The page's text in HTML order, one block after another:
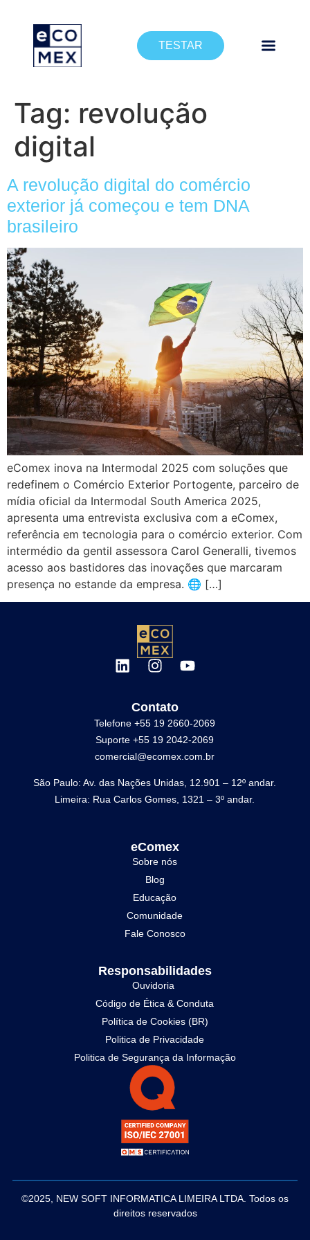
TESTAR
Tag: revolução
digital
A revolução digital do comércio
exterior já começou e tem DNA
brasileiro
eComex inova na Intermodal 2025 com soluções que
redefinem o Comércio Exterior Portogente, parceiro de
mídia oficial da Intermodal South America 2025,
apresenta uma entrevista exclusiva com a eComex,
referência em tecnologia para o comércio exterior. Com
intermédio da gentil assessora Carol Generalli, tivemos
acesso aos bastidores das inovações que marcaram
presença no estande da empresa. 🌐 […]
Contato
Telefone +55 19 2660-2069
Suporte +55 19 2042-2069
comercial@ecomex.com.br
São Paulo: Av. das Nações Unidas, 12.901 – 12º andar.
Limeira: Rua Carlos Gomes, 1321 – 3º andar.
eComex
Sobre nós
Blog
Educação
Comunidade
Fale Conosco
Responsabilidades
Ouvidoria
Código de Ética & Conduta
Política de Cookies (BR)
Politica de Privacidade
Politica de Segurança da Informação
©2025, NEW SOFT INFORMATICA LIMEIRA LTDA. Todos os
direitos reservados